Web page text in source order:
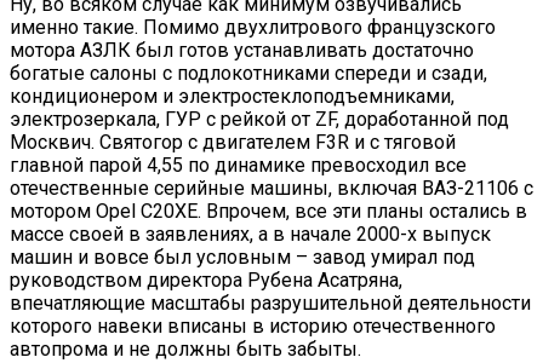
именно такие. Помимо двухлитрового французского
мотора АЗЛК был готов устанавливать достаточно
богатые салоны с подлокотниками спереди и сзади,
кондиционером и электростеклоподъемниками,
электрозеркала, ГУР с рейкой от ZF, доработанной под
Москвич. Святогор с двигателем F3R и с тяговой
главной парой 4,55 по динамике превосходил все
отечественные серийные машины, включая ВАЗ-21106 с
мотором Opel C20XE. Впрочем, все эти планы остались в
массе своей в заявлениях, а в начале 2000-х выпуск
машин и вовсе был условным – завод умирал под
руководством директора Рубена Асатряна,
впечатляющие масштабы разрушительной деятельности
которого навеки вписаны в историю отечественного
автопрома и не должны быть забыты.